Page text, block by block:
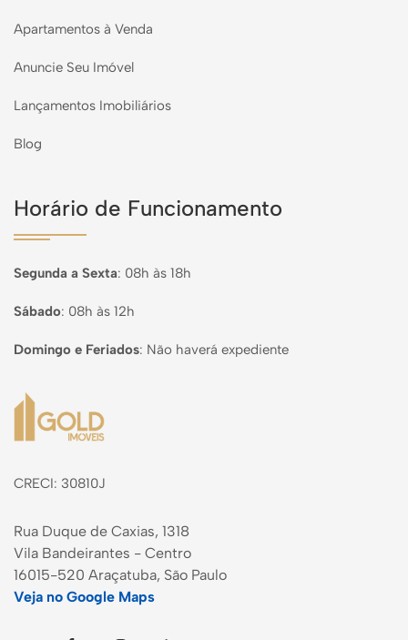
Apartamentos à Venda
Anuncie Seu Imóvel
Lançamentos Imobiliários
Blog
Horário de Funcionamento
Segunda a Sexta: 08h às 18h
Sábado: 08h às 12h
Domingo e Feriados: Não haverá expediente
Página inicial
CRECI: 30810J
Rua Duque de Caxias, 1318
Vila Bandeirantes - Centro
16015-520 Araçatuba, São Paulo
Veja no Google Maps